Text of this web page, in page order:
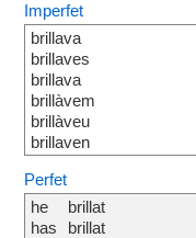
Imperfet
brillava
brillaves
brillava
brillàvem
brillàveu
brillaven
Perfet
he
has
brillat
brillat